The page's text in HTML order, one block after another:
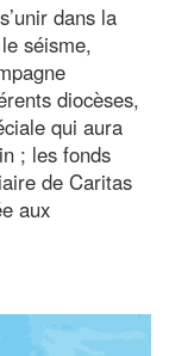
dans la
séisme,
diocèses,
qui aura
; les fonds
de Caritas
aux